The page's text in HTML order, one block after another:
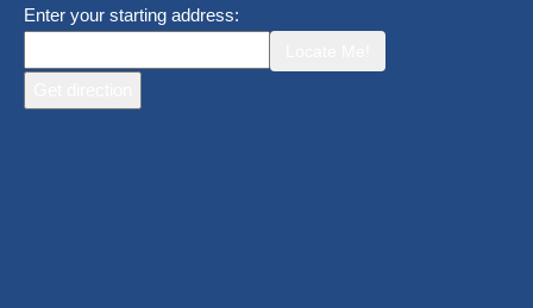
Enter your starting address: